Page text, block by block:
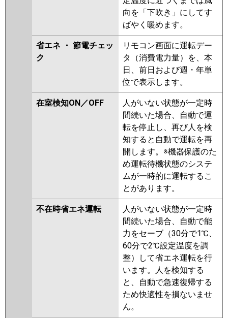
向を「下吹き」にしてす
ばやく暖めます。
省エネ ・ 節電チェッ
ク
リモコン画面に運転デー
タ（消費電力量）を、本
日、前日および週・年単
位で表示します。
在室検知ON／OFF
人がいない状態が一定時
間続いた場合、自動で運
転を停止し、再び人を検
知すると自動で運転を再
開します。※機器保護のた
め運転待機状態のシステ
ムが一時的に運転するこ
とがあります。
不在時省エネ運転
人がいない状態が一定時
間続いた場合、自動で能
力をセーブ（30分で1℃、
60分で2℃設定温度を調
整）して省エネ運転を行
います。人を検知する
と、自動で急速復帰する
ため快適性を損ないませ
ん。